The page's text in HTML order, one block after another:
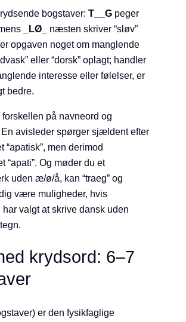
bogstaver: T__G peger
_LØ_
næsten skriver “sløv”
opgaven noget om manglende
eller “dorsk” oplagt; handler
interesse eller følelser, er
bedre.
på navneord og
avisleder spørger sjældent efter
men derimod
“apati”. Og møder du et
uden æ/ø/å, kan “traeg” og
være muligheder, hvis
har valgt at skrive dansk uden
krydsord: 6–7
er den fysikfaglige